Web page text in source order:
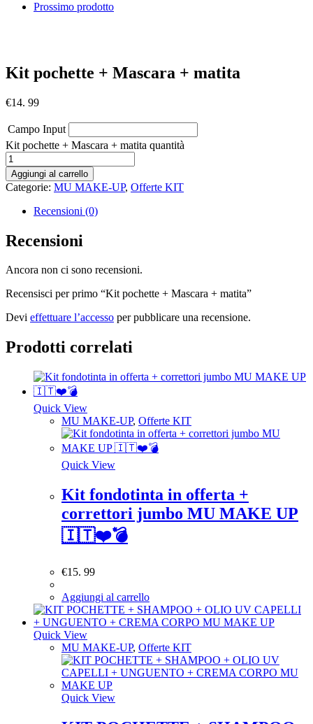
Prossimo prodotto
Kit pochette + Mascara + matita
€14. 99
Campo Input
Kit pochette + Mascara + matita quantità
Aggiungi al carrello
Categorie: MU MAKE-UP, Offerte KIT
Recensioni (0)
Recensioni
Ancora non ci sono recensioni.
Recensisci per primo “Kit pochette + Mascara + matita”
Devi effettuare l’accesso per pubblicare una recensione.
Prodotti correlati
Quick View
MU MAKE-UP, Offerte KIT
Quick View
Kit fondotinta in offerta +
correttori jumbo MU MAKE UP
🇮🇹❤️💣
€15. 99
Aggiungi al carrello
Quick View
MU MAKE-UP, Offerte KIT
Quick View